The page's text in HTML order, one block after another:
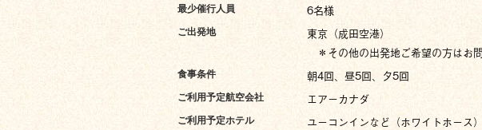
最少催行人員 6名様
ご出発地
東京（成田空港）
＊その他の出発地ご希望の方はお
食事条件 朝4回、昼5回、夕5回
ご利用予定航空会社 エアーカナダ
ご利用予定ホテル
ユーコンインなど（ホワイトホース）